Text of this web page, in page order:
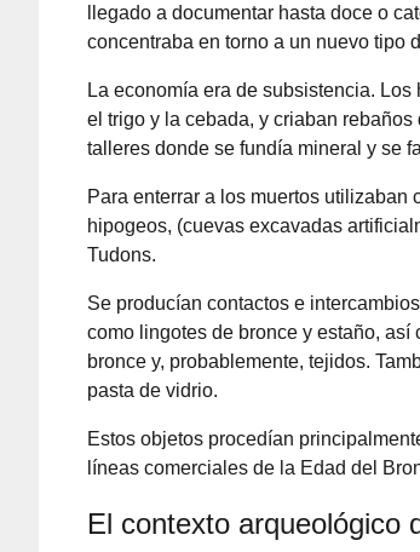
llegado a documentar hasta doce o
concentraba en torno a un nuevo tipo
La economía era de subsistencia.
el trigo y la cebada, y criaban
talleres donde se fundía mineral y se
Para enterrar a los muertos
hipogeos, (cuevas excavadas
Tudons.
Se producían contactos e
como lingotes de bronce y estaño,
bronce y, probablemente, tejidos.
pasta de vidrio.
Estos objetos procedían
líneas comerciales de la Edad del
El contexto arqueológico